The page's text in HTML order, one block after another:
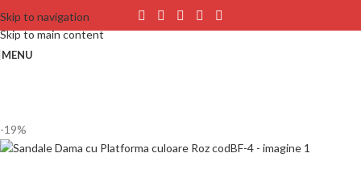
Skip to navigation
Skip to main content
MENU
-19%